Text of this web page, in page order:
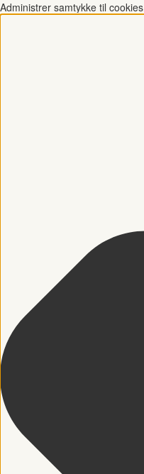
Administrer samtykke til cookies